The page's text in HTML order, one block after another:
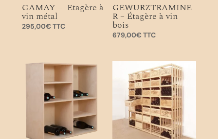
GAMAY – Etagère à
vin métal
295,00€TTC
GEWURZTRAMINE
R – Étagère à vin
bois
679,00€TTC